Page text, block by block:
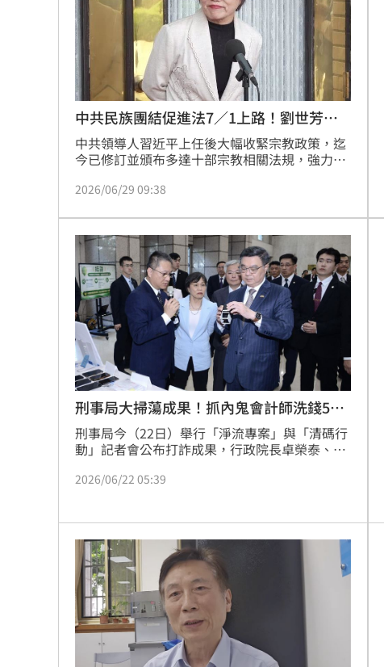
中共民族團結促進法7／1上路！劉世芳回
應
中共領導人習近平上任後大幅收緊宗教政策，迄
今已修訂並頒布多達十部宗教相關法規，強力推
結進步促進法》也將在2026年7月1日起施行。對
所推出的「宗教中國化」，內政部也跟陸委會以
及各地廟宇的主辦人，提醒大家多注意這是否變
成另外一種統戰、認知作戰、宗教破壞的事實。
2026/06/29 09:38
刑事局大掃蕩成果！抓內鬼會計師洗錢56
億
刑事局今（22日）舉行「淨流專案」與「清碼行
動」記者會公布打詐成果，行政院長卓榮泰、內
中，「淨流專案」共計查獲詐欺案件403件、嫌
金流高達56億一案，另有生基位詐騙、投資假廣
告等。此外，「TWQR」電子支付與付款碼也成
為詐騙集團新興洗錢手法之一，呼籲民眾務必提
高警覺。
2026/06/22 05:39